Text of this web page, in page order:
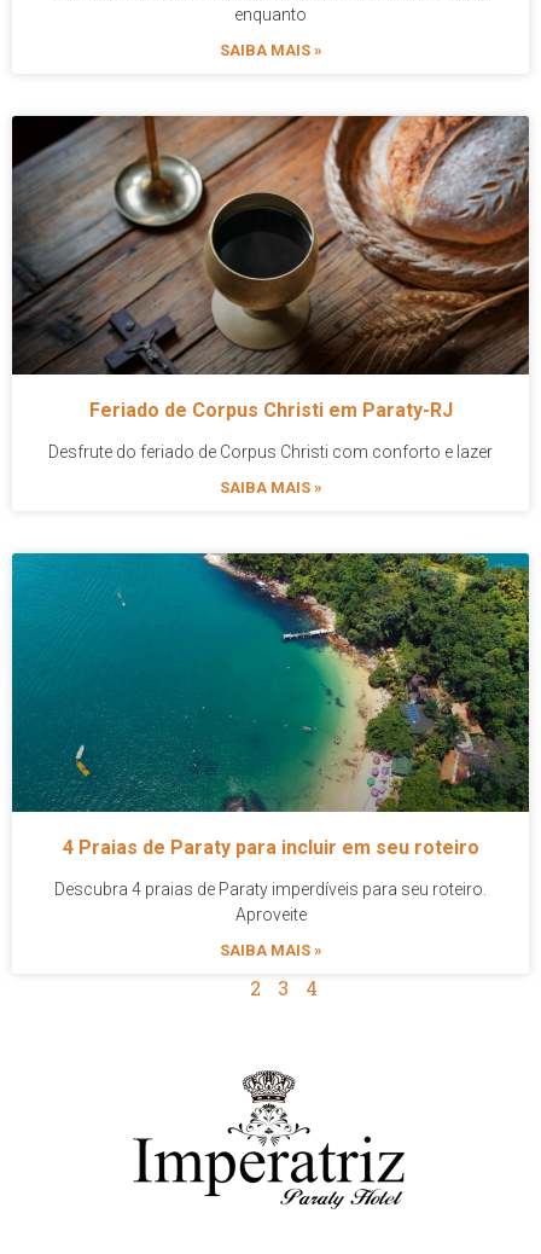
enquanto
SAIBA MAIS »
Feriado de Corpus Christi em Paraty-RJ
Desfrute do feriado de Corpus Christi com conforto e lazer
SAIBA MAIS »
4 Praias de Paraty para incluir em seu roteiro
Descubra 4 praias de Paraty imperdíveis para seu roteiro.
Aproveite
SAIBA MAIS »
2 3 4